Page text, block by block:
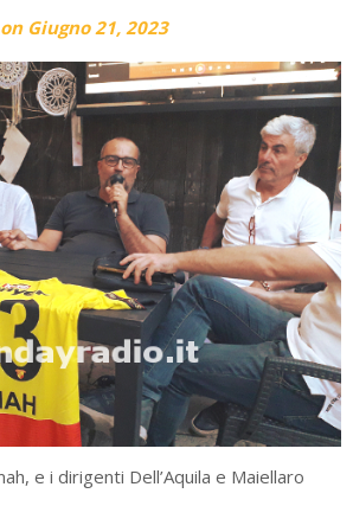
Giugno 21, 2023
e i dirigenti Dell’Aquila e Maiellaro